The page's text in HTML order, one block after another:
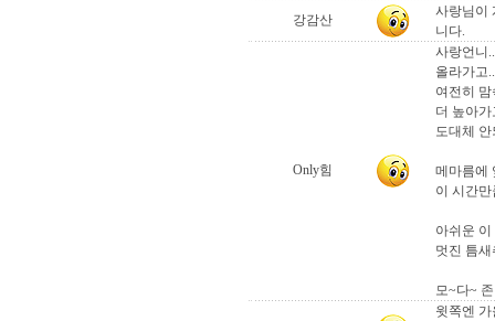
강감산
사랑님이
니다.
Only힘
사랑언니
올라가고..
여전히
더 높아가
도대체
메마름에
이 시간
아쉬운 이
멋진 틈
모~다~
윗쪽엔